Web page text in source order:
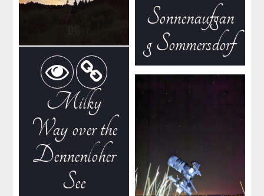
Milky
Way over the
Dennenloher
See
Sonnenaufgan
g Sommersdorf